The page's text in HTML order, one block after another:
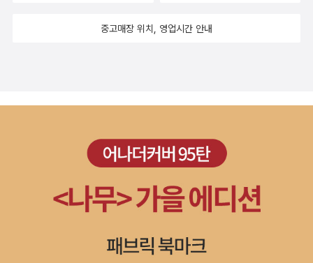
중고매장 위치, 영업시간 안내